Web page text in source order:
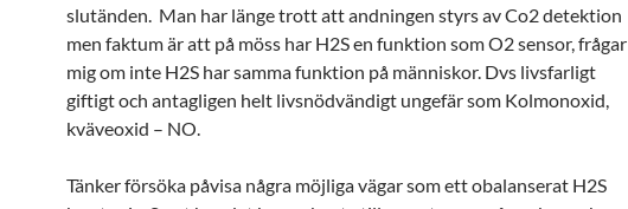
slutänden. Man har länge trott att andningen styrs av Co2 detektion
men faktum är att på möss har H2S en funktion som O2 sensor, frågar
mig om inte H2S har samma funktion på människor. Dvs livsfarligt
giftigt och antagligen helt livsnödvändigt ungefär som Kolmonoxid,
kväveoxid – NO.
Tänker försöka påvisa några möjliga vägar som ett obalanserat H2S